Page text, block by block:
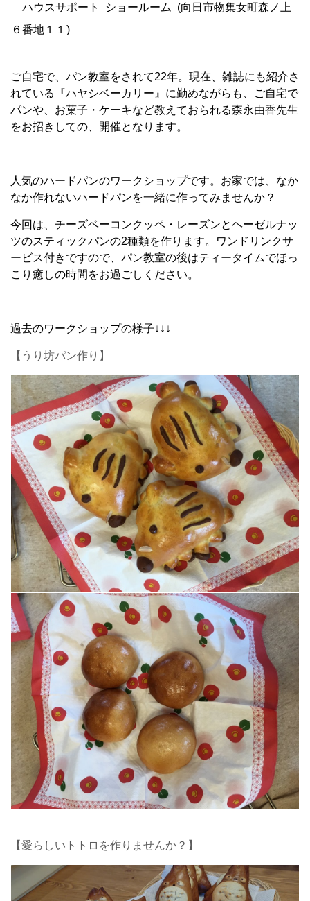
ハウスサポート ショールーム (向日市物集女町森ノ上
６番地１１)
ご自宅で、パン教室をされて22年。現在、雑誌にも紹介さ
れている『ハヤシベーカリー』に勤めながらも、ご自宅で
パンや、お菓子・ケーキなど教えておられる森永由香先生
をお招きしての、開催となります。
人気のハードパンのワークショップです。お家では、なか
なか作れないハードパンを一緒に作ってみませんか？
今回は、チーズベーコンクッペ・レーズンとヘーゼルナッ
ツのスティックパンの2種類を作ります。ワンドリンクサ
ービス付きですので、パン教室の後はティータイムでほっ
こり癒しの時間をお過ごしください。
過去のワークショップの様子↓↓↓
【うり坊パン作り】
【愛らしいトトロを作りませんか？】